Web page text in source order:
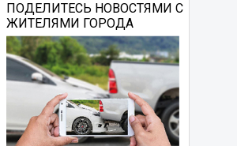
ПОДЕЛИТЕСЬ НОВОСТЯМИ С
ЖИТЕЛЯМИ ГОРОДА